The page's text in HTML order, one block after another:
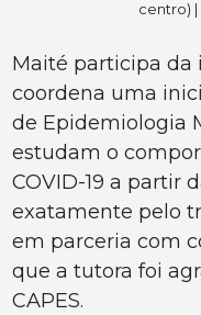
centro) |
Maité participa da
coordena uma
de Epidemiologia
estudam o
COVID-19 a partir
exatamente pelo
em parceria com
que a tutora foi
CAPES.